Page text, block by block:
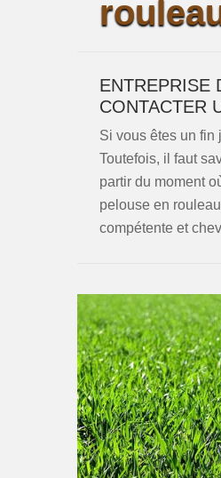
ENTREPRISE
CONTACTER
Si vous êtes un fin
Toutefois, il faut
partir du moment
pelouse en
compétente et